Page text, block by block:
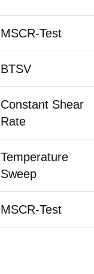
MSCR-Test
BTSV
Constant Shear
Rate
Temperature
Sweep
MSCR-Test